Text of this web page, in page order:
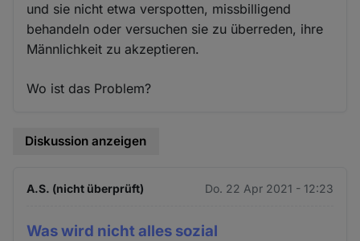
und sie nicht etwa verspotten, missbilligend
behandeln oder versuchen sie zu überreden, ihre
Männlichkeit zu akzeptieren.
Wo ist das Problem?
Diskussion anzeigen
A.S. (nicht überprüft) Do. 22 Apr 2021 - 12:23
Was wird nicht alles sozial